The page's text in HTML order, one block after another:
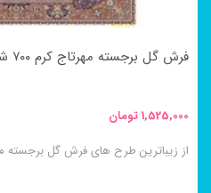
صفحه
انتخاب
شوند
فرش گل برجسته مهرتاج کرم ۷۰۰ شانه
1,525,000تومان
از زیباترین طرح های فرش گل برجسته